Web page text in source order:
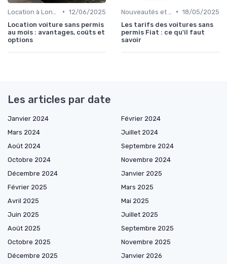
• 12/06/2025
Location voiture sans permis
au mois : avantages, coûts et
options
• 18/05/2025
Les tarifs des voitures sans
permis Fiat : ce qu'il faut
savoir
Les articles par date
Janvier 2024
Février 2024
Mars 2024
Juillet 2024
Août 2024
Septembre 2024
Octobre 2024
Novembre 2024
Décembre 2024
Janvier 2025
Février 2025
Mars 2025
Avril 2025
Mai 2025
Juin 2025
Juillet 2025
Août 2025
Septembre 2025
Octobre 2025
Novembre 2025
Décembre 2025
Janvier 2026